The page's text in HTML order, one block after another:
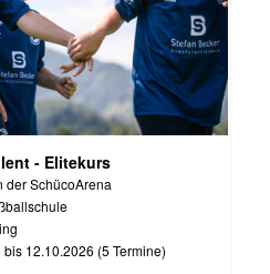
- Elitekurs
der SchücoArena
12.10.2026 (5 Termine)